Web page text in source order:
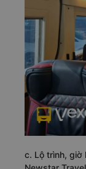
c. Lộ trình, giờ